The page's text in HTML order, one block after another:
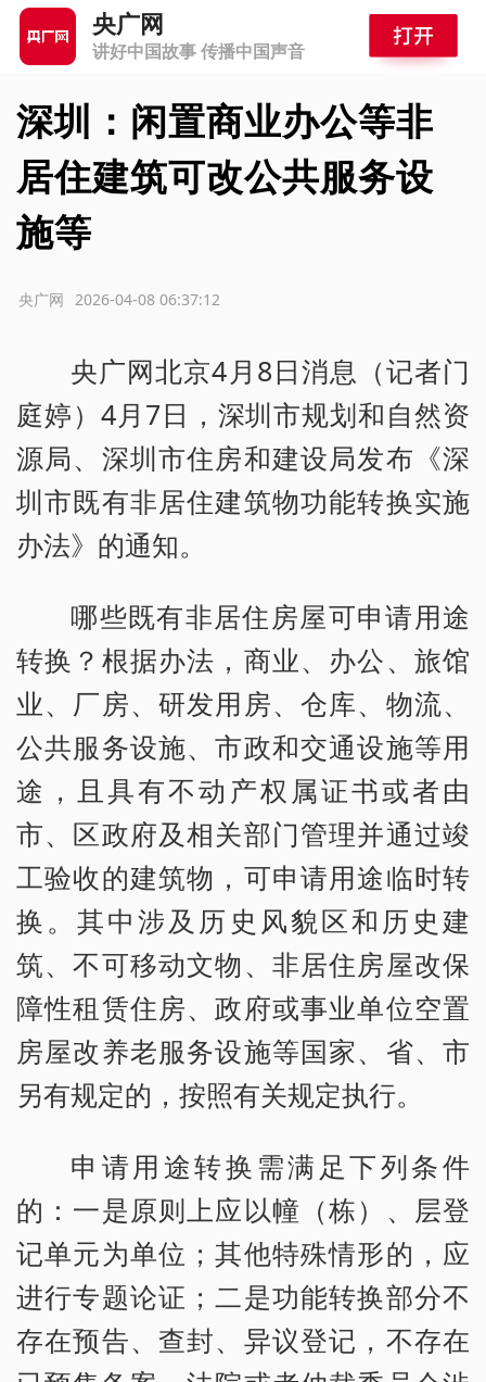
央广网
讲好中国故事 传播中国声音
深圳：闲置商业办公等非
居住建筑可改公共服务设
施等
2026-04-08 06:37:12
央广网
央广网北京4月8日消息（记者门
庭婷）4月7日，深圳市规划和自然资
源局、深圳市住房和建设局发布《深
圳市既有非居住建筑物功能转换实施
办法》的通知。
哪些既有非居住房屋可申请用途
转换？根据办法，商业、办公、旅馆
业、厂房、研发用房、仓库、物流、
公共服务设施、市政和交通设施等用
途，且具有不动产权属证书或者由
市、区政府及相关部门管理并通过竣
工验收的建筑物，可申请用途临时转
换。其中涉及历史风貌区和历史建
筑、不可移动文物、非居住房屋改保
障性租赁住房、政府或事业单位空置
房屋改养老服务设施等国家、省、市
另有规定的，按照有关规定执行。
申请用途转换需满足下列条件
的：一是原则上应以幢（栋）、层登
记单元为单位；其他特殊情形的，应
进行专题论证；二是功能转换部分不
存在预告、查封、异议登记，不存在